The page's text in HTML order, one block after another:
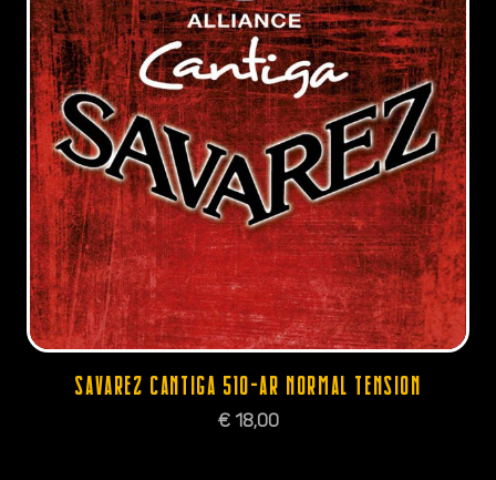
SAVAREZ CANTIGA 510-AR NORMAL TENSION
€18,00